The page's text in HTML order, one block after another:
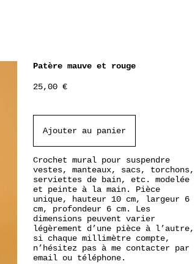
Patère mauve et rouge
25,00 €
Ajouter au panier
Crochet mural pour suspendre
vestes, manteaux, sacs, torchons,
serviettes de bain, etc. modelée
et peinte à la main. Pièce
unique, hauteur 10 cm, largeur 6
cm, profondeur 6 cm. Les
dimensions peuvent varier
légèrement d’une pièce à l’autre,
si chaque millimètre compte,
n’hésitez pas à me contacter par
email ou téléphone.